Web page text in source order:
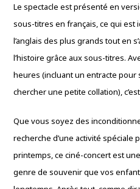
Le spectacle est présenté en
sous-titres en français, ce qui est
l’anglais des plus grands tout en
l’histoire grâce aux sous-titres.
heures (incluant un entracte
chercher une petite collation),
Que vous soyez des
recherche d’une activité spéciale
printemps, ce ciné-concert est
genre de souvenir que vos